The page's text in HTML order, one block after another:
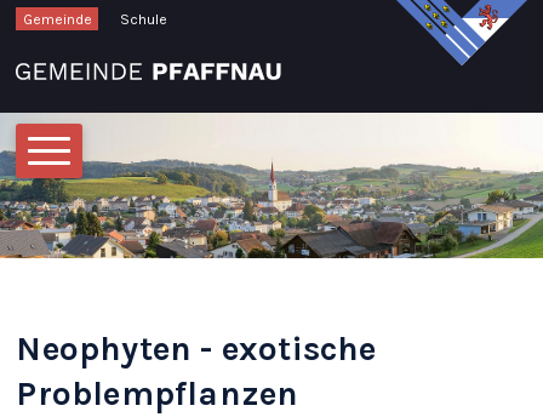
Navigieren in Pfaffnau
Schnellnavigation
Gemeinde Schule
Neophyten - exotische
Problempflanzen